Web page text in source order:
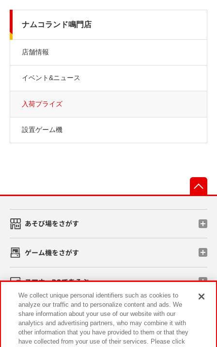
ナムコランド鳴門店
店舗情報
イベント&ニュース
入荷プライズ
設置ゲーム機
あそび場をさがす
ゲーム機をさがす
スマホ・PCであそぶ
イベント・キャンペーン
We collect unique personal identifiers such as cookies to
analyze our traffic and to personalize content and ads. We
share information about your use of our website with our
analytics and advertising partners, who may combine it with
other information that you have provided to them or that they
have collected from your use of their services. Please click